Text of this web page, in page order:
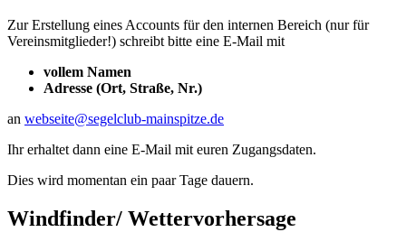
Zur Erstellung eines Accounts für den internen Bereich (nur für
Vereinsmitglieder!) schreibt bitte eine E-Mail mit
vollem Namen
Adresse (Ort, Straße, Nr.)
an webseite@segelclub-mainspitze.de
Ihr erhaltet dann eine E-Mail mit euren Zugangsdaten.
Dies wird momentan ein paar Tage dauern.
Windfinder/ Wettervorhersage